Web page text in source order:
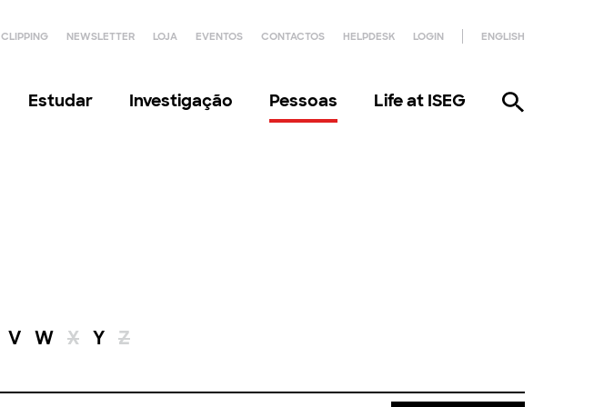
CLIPPING NEWSLETTER LOJA EVENTOS CONTACTOS HELPDESK LOGIN ENGLISH
Estudar Investigação Pessoas Life at ISEG
V W X Y Z